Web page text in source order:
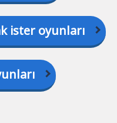
ister oyunları